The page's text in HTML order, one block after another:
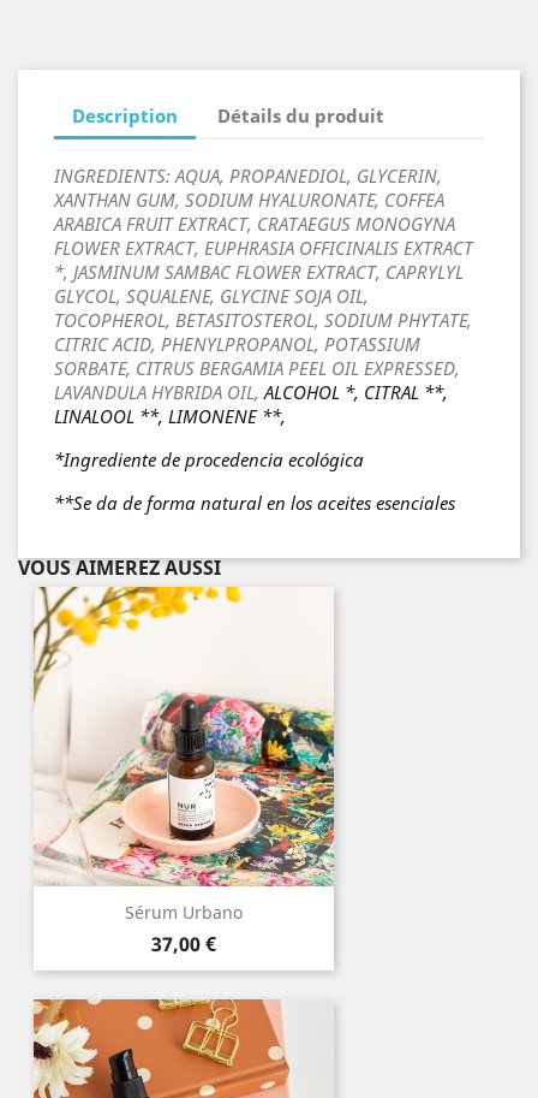
Description Détails du produit
INGREDIENTS: AQUA, PROPANEDIOL, GLYCERIN,
XANTHAN GUM, SODIUM HYALURONATE, COFFEA
ARABICA FRUIT EXTRACT, CRATAEGUS MONOGYNA
FLOWER EXTRACT, EUPHRASIA OFFICINALIS EXTRACT
*, JASMINUM SAMBAC FLOWER EXTRACT, CAPRYLYL
GLYCOL, SQUALENE, GLYCINE SOJA OIL,
TOCOPHEROL, BETASITOSTEROL, SODIUM PHYTATE,
CITRIC ACID, PHENYLPROPANOL, POTASSIUM
SORBATE, CITRUS BERGAMIA PEEL OIL EXPRESSED,
LAVANDULA HYBRIDA OIL,ALCOHOL *, CITRAL **,
LINALOOL **, LIMONENE **,
*Ingrediente de procedencia ecológica
**Se da de forma natural en los aceites esenciales
VOUS AIMEREZ AUSSI
Sérum Urbano
Prix
37,00 €